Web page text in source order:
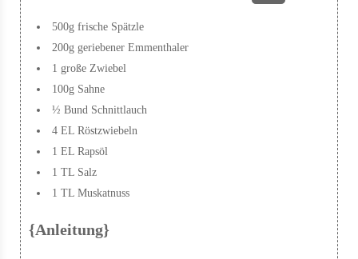
500g frische Spätzle
200g geriebener Emmenthaler
1 große Zwiebel
100g Sahne
½ Bund Schnittlauch
4 EL Röstzwiebeln
1 EL Rapsöl
1 TL Salz
1 TL Muskatnuss
{Anleitung}